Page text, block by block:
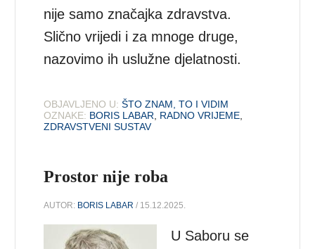
nije samo značajka zdravstva.
Slično vrijedi i za mnoge druge,
nazovimo ih uslužne djelatnosti.
OBJAVLJENO U: ŠTO ZNAM, TO I VIDIM
OZNAKE: BORIS LABAR RADNO VRIJEME
ZDRAVSTVENI SUSTAV
Prostor nije roba
AUTOR: BORIS LABAR / 15.12.2025.
U Saboru se